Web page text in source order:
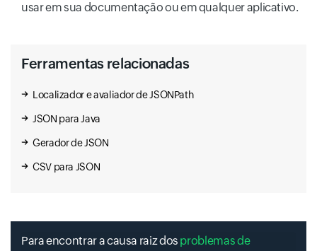
usar em sua documentação ou em qualquer aplicativo.
Ferramentas relacionadas
Localizador e avaliador de JSONPath
JSON para Java
Gerador de JSON
CSV para JSON
Para encontrar a causa raiz dos problemas de